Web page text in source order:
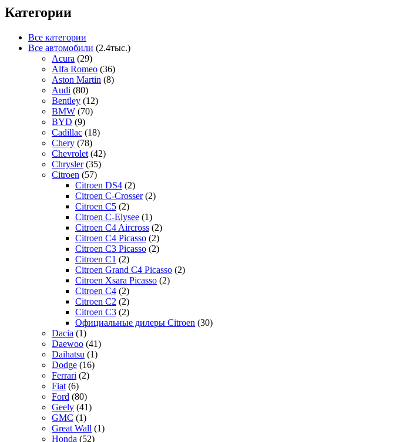
Категории
Все категории
Все автомобили (2.4тыс.)
Acura (29)
Alfa Romeo (36)
Aston Martin (8)
Audi (80)
Bentley (12)
BMW (70)
BYD (9)
Cadillac (18)
Chery (78)
Chevrolet (42)
Chrysler (35)
Citroen (57)
Citroen DS4 (2)
Citroen C-Crosser (2)
Citroen C5 (2)
Citroen C-Elysee (1)
Citroen C4 Aircross (2)
Citroen C4 Picasso (2)
Citroen C3 Picasso (2)
Citroen C1 (2)
Citroen Grand C4 Picasso (2)
Citroen Xsara Picasso (2)
Citroen C4 (2)
Citroen C2 (2)
Citroen C3 (2)
Официальные дилеры Citroen (30)
Dacia (1)
Daewoo (41)
Daihatsu (1)
Dodge (16)
Ferrari (2)
Fiat (6)
Ford (80)
Geely (41)
GMC (1)
Great Wall (1)
Honda (52)